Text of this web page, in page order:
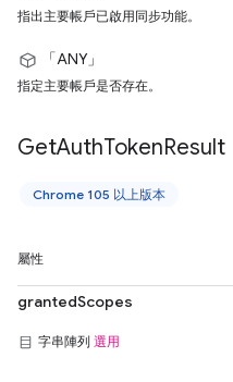
指出主要帳戶已啟用同步功能。
「ANY」
指定主要帳戶是否存在。
GetAuthTokenResult
Chrome 105 以上版本
屬性
grantedScopes
字串陣列 選用